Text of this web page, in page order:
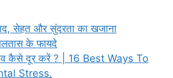
सेहत और सुंदरता का खजाना
के फायदे
कैसे दूर करें ? | 16 Best Ways To
Stress.